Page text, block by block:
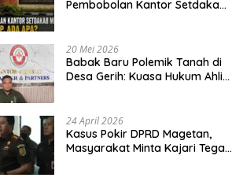
Pembobolan Kantor Setdakab
20 Mei 2026
Babak Baru Polemik Tanah di
Desa Gerih: Kuasa Hukum Ahli
24 April 2026
Kasus Pokir DPRD Magetan,
Masyarakat Minta Kajari Tegak